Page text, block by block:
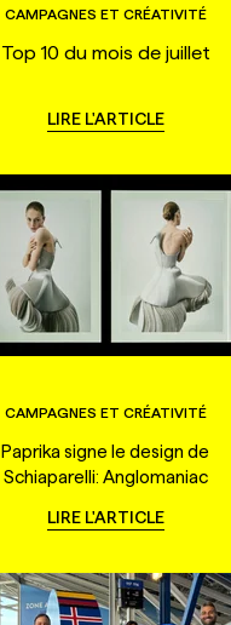
CAMPAGNES ET CRÉATIVITÉ
Top 10 du mois de juillet
LIRE L'ARTICLE
CAMPAGNES ET CRÉATIVITÉ
Paprika signe le design de
Schiaparelli: Anglomaniac
LIRE L'ARTICLE